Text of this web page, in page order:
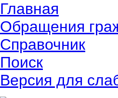
Главная
Обращения
Справочник
Поиск
Версия для